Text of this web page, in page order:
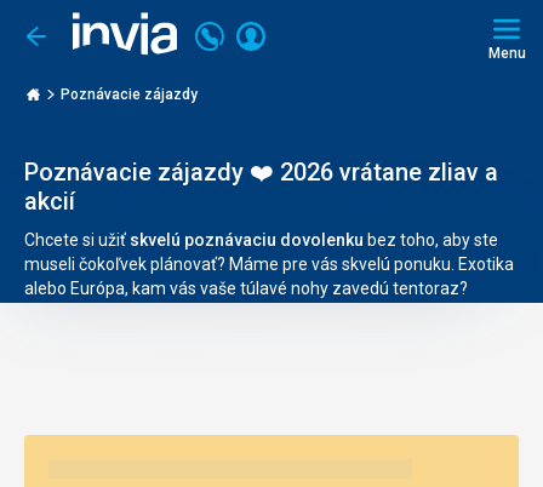
Ísť
späť
Volajte
+421
Prihlásiť
Menu
Poznávacie zájazdy
Poznávacie zájazdy ❤️ 2026 vrátane zliav a
akcií
Chcete si užiť skvelú poznávaciu dovolenku bez toho, aby ste
museli čokoľvek plánovať? Máme pre vás skvelú ponuku. Exotika
alebo Európa, kam vás vaše túlavé nohy zavedú tentoraz?